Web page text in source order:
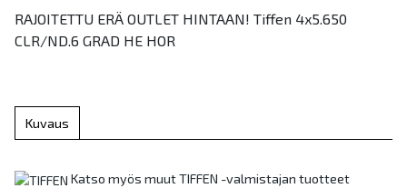
RAJOITETTU ERÄ OUTLET HINTAAN! Tiffen 4x5.650
CLR/ND.6 GRAD HE HOR
Kuvaus
Katso myös muut TIFFEN -valmistajan tuotteet